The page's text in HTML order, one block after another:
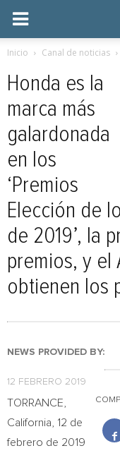
Inicio Canal de noticias
Honda es la
marca más
galardonada
en los
‘Premios
Elección de
de 2019’, la
premios, y el
obtienen los
NEWS PROVIDED BY:
12 FEBRERO 2019
TORRANCE,
California , 12 de
febrero de 2019